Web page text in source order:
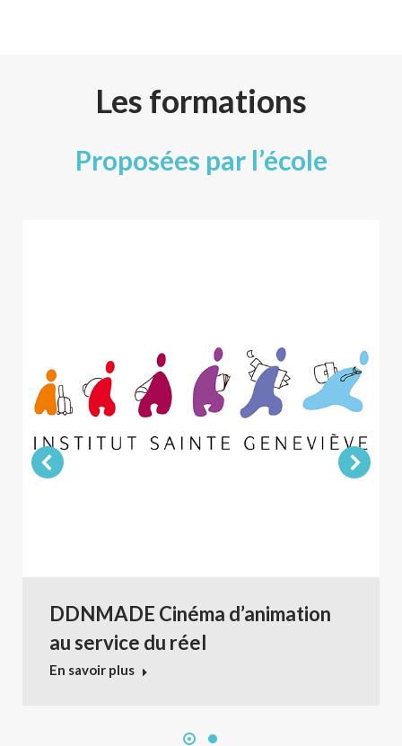
Les formations
Proposées par l’école
DDNMADE Cinéma d’animation
au service du réel
En savoir plus